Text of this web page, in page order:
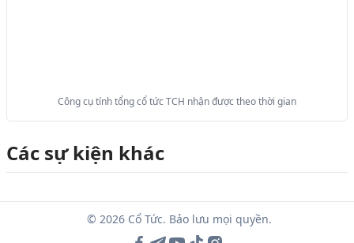
Công cụ tính tổng cổ tức TCH nhận được theo thời gian
Các sự kiện khác
© 2026 Cổ Tức. Bảo lưu mọi quyền.